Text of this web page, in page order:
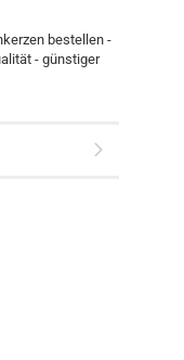
bestellen -
- günstiger